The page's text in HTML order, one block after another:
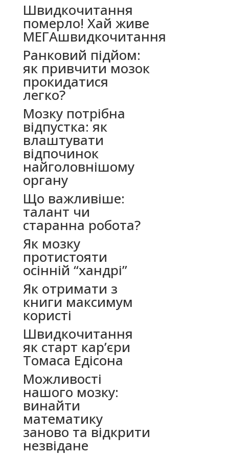
Швидкочитання
померло! Хай живе
МЕГАшвидкочитання
Ранковий підйом:
як привчити мозок
прокидатися
легко?
Мозку потрібна
відпустка: як
влаштувати
відпочинок
найголовнішому
органу
Що важливіше:
талант чи
старанна робота?
Як мозку
протистояти
осінній “хандрі”
Як отримати з
книги максимум
користі
Швидкочитання
як старт кар’єри
Томаса Едісона
Можливості
нашого мозку:
винайти
математику
заново та відкрити
незвідане